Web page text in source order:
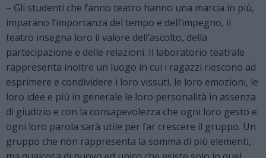
– Gli studenti che fanno teatro hanno una marcia in più,
imparano l’importanza del tempo e dell’impegno, il
teatro insegna loro il valore dell’ascolto, della
partecipazione e delle relazioni. Il laboratorio teatrale
rappresenta inoltre un luogo in cui i ragazzi riescono ad
esprimere e condividere i loro vissuti, le loro emozioni, le
loro idee e più in generale le loro personalità in assenza
di giudizio e con la consapevolezza che ogni loro gesto e
ogni loro parola sarà utile per far crescere il gruppo. Un
gruppo che non rappresenta la somma di più elementi,